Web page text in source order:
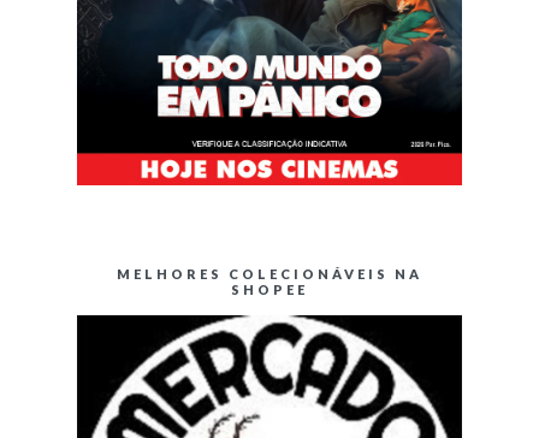
MELHORES COLECIONÁVEIS NA
SHOPEE